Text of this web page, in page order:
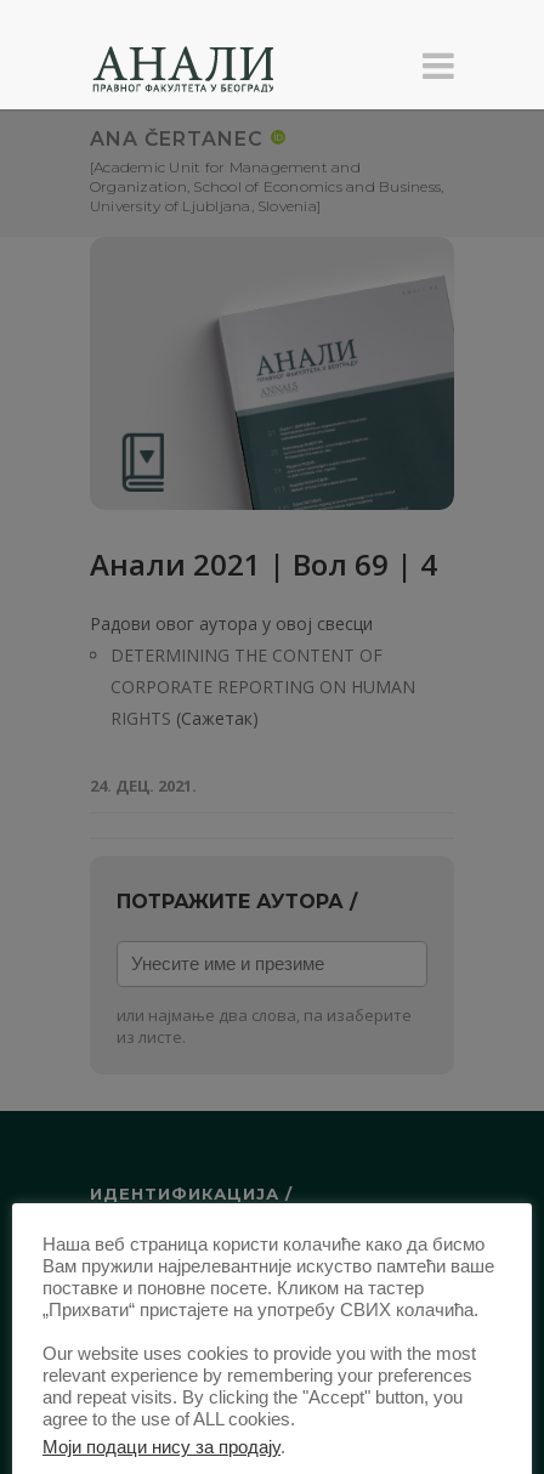
ANA ČERTANEC
[Academic Unit for Management and
Organization, School of Economics and Business,
University of Ljubljana, Slovenia]
Анали 2021 | Вол 69 | 4
Радови овог аутора у овој свесци
DETERMINING THE CONTENT OF
CORPORATE REPORTING ON HUMAN
RIGHTS (Сажетак)
24. ДЕЦ. 2021.
ПОТРАЖИТЕ АУТОРА /
Унесите
име
и
презиме
или најмање два слова, па изаберите
из листе.
ИДЕНТИФИКАЦИЈА /
ISSN:0003-2565(Штампано издање)
еISSN:2406-2693(Онлајн издање)
DOI:10.51204/Anali_PFBU_1906
ИЗДАВАЧ /
Правни факултет Универзитета у
Београду
Наша веб страница користи колачиће како да бисмо
Вам пружили најрелевантније искуство памтећи ваше
поставке и поновне посете. Кликом на тастер
„Прихвати“ пристајете на употребу СВИХ колачића.
Our website uses cookies to provide you with the most
relevant experience by remembering your preferences
and repeat visits. By clicking the "Accept" button, you
agree to the use of ALL cookies.
Моји подаци нису за продају.